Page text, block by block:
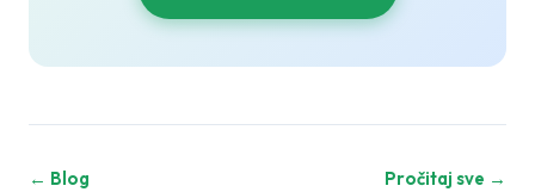
← Blog Pročitaj sve →